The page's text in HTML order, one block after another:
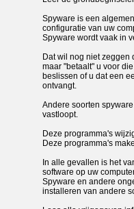
Spyware is een
configuratie van uw
Spyware wordt vaak in
Dat wil nog niet zeggen
maar "betaalt" u voor
beslissen of u dat een
ontvangt.
Andere soorten
vastloopt.
Deze programma's
Deze programma's
In alle gevallen is het
software op uw
Spyware en andere
installeren van andere